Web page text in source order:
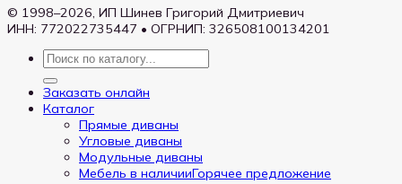
© 1998–2026, ИП Шинев Григорий Дмитриевич
ИНН: 772022735447 • ОГРНИП: 326508100134201
Искать:
Заказать онлайн
Каталог
Прямые диваны
Угловые диваны
Модульные диваны
Мебель в наличии